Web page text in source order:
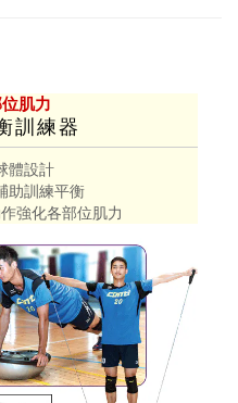
肌力
訓練器
體設計
助訓練平衡
強化各部位肌力